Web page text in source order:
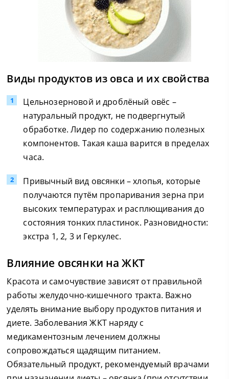
Виды продуктов из овса и их свойства
Цельнозерновой и дроблёный овёс –
натуральный продукт, не подвергнутый
обработке. Лидер по содержанию полезных
компонентов. Такая каша варится в пределах
часа.
Привычный вид овсянки – хлопья, которые
получаются путём пропаривания зерна при
высоких температурах и расплющивания до
состояния тонких пластинок. Разновидности:
экстра 1, 2, 3 и Геркулес.
Влияние овсянки на ЖКТ
Красота и самочувствие зависят от правильной
работы желудочно-кишечного тракта. Важно
уделять внимание выбору продуктов питания и
диете. Заболевания ЖКТ наряду с
медикаментозным лечением должны
сопровождаться щадящим питанием.
Обязательный продукт, рекомендуемый врачами